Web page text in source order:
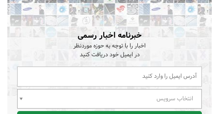
خبرنامه اخبار رسمی
اخبار را با توجه به حوزه موردنظر
در ایمیل خود دریافت کنید
انتخاب سرویس